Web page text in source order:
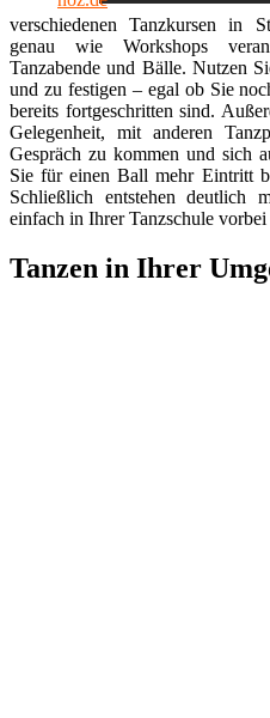
verschiedenen Tanzkursen in
genau wie Workshops
Tanzabende und Bälle. Nutzen
und zu festigen – egal ob Sie
bereits fortgeschritten sind.
Gelegenheit, mit anderen
Gespräch zu kommen und sich
Sie für einen Ball mehr Eintritt
Schließlich entstehen deutlich
einfach in Ihrer Tanzschule
Tanzen in Ihrer